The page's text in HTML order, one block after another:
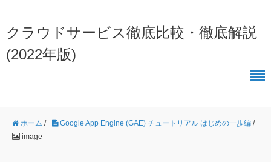
クラウドサービス徹底比較・徹底解説
(2022年版)
ホーム / Google App Engine (GAE) チュートリアル はじめの一歩編 /
image